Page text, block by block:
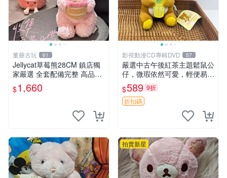
董爺古玩 61
Jellycat草莓熊28CM 鎮店獨
家嚴選 全套配備完整 高品質
收藏好物 紋章 玩具熊 定制熊
$1,660
影視動漫CD專輯DVD 57
嚴選中古午後紅茶主題鬆鼠公
仔，微瑕依然可愛，輕便易運
送 二手收藏推薦 工廠直營 快
遞到府 中古 玩偶 公仔
$589 9折
折扣碼
拍賣新星